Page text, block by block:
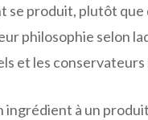
se produit, plutôt
philosophie selon
et les
ingrédient à un